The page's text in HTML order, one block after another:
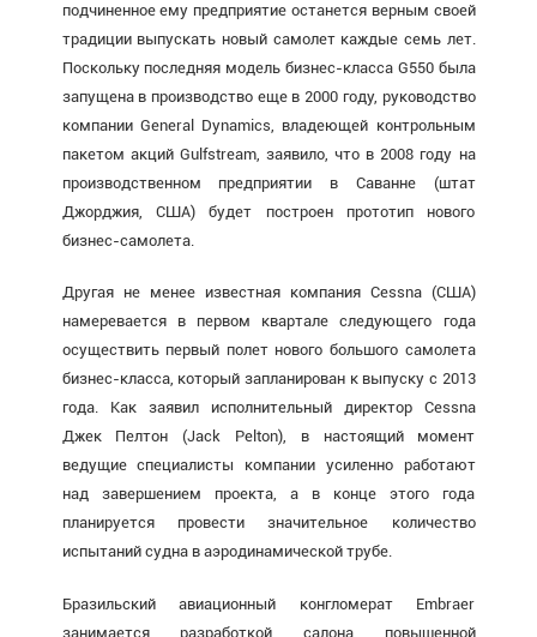
подчиненное ему предприятие останется верным своей
традиции выпускать новый самолет каждые семь лет.
Поскольку последняя модель бизнес-класса G550 была
запущена в производство еще в 2000 году, руководство
компании General Dynamics, владеющей контрольным
пакетом акций Gulfstream, заявило, что в 2008 году на
производственном предприятии в Саванне (штат
Джорджия, США) будет построен прототип нового
бизнес-самолета.
Другая не менее известная компания Cessna (США)
намеревается в первом квартале следующего года
осуществить первый полет нового большого самолета
бизнес-класса, который запланирован к выпуску с 2013
года. Как заявил исполнительный директор Cessna
Джек Пелтон (Jack Pelton), в настоящий момент
ведущие специалисты компании усиленно работают
над завершением проекта, а в конце этого года
планируется провести значительное количество
испытаний судна в аэродинамической трубе.
Бразильский авиационный конгломерат Embraer
занимается разработкой салона повышенной